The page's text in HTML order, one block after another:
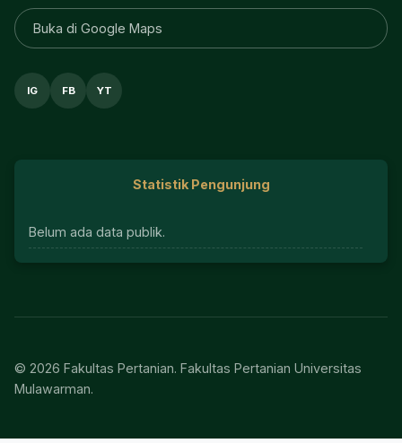
Buka di Google Maps
IG FB YT
Statistik Pengunjung
Belum ada data publik.
© 2026 Fakultas Pertanian. Fakultas Pertanian Universitas
Mulawarman.